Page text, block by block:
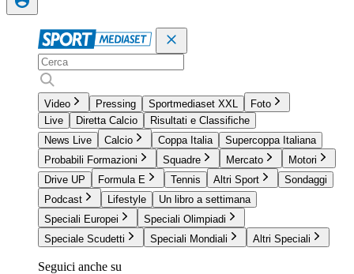
Video Pressing Sportmediaset XXL
Foto
Live
Diretta Calcio
Risultati e Classifiche
News Live
Calcio Coppa Italia
Supercoppa Italiana
Probabili Formazioni
Squadre Mercato
Motori
Drive UP
Formula E Tennis Altri Sport
Sondaggi
Podcast
Lifestyle
Un libro a settimana
Speciali Europei
Speciali Olimpiadi
Speciale Scudetti
Speciali Mondiali Altri Speciali
Seguici anche su